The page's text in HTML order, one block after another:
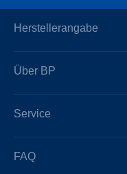
Herstellerangabe
Über BP
Service
FAQ